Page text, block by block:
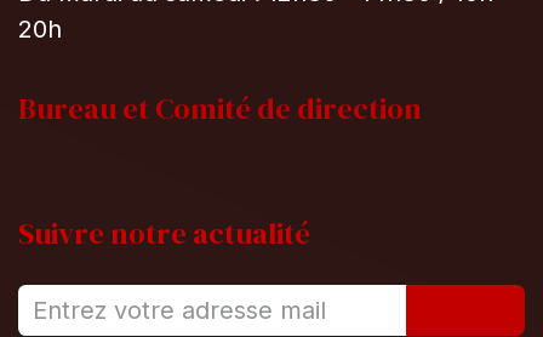
20h
Bureau etComité de direction
Suivre notre actualité